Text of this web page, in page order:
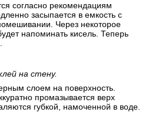
согласно рекомендациям
засыпается в емкость с
Через некоторое
напоминать кисель. Теперь
на стену.
слоем на поверхность.
промазывается верх
губкой, намоченной в воде.